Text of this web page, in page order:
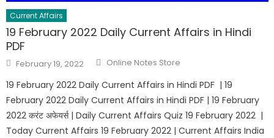
Current Affairs
19 February 2022 Daily Current Affairs in Hindi
PDF
February 19, 2022 Online Notes Store
19 February 2022 Daily Current Affairs in Hindi PDF | 19
February 2022 Daily Current Affairs in Hindi PDF | 19 February
2022 करंट अफेयर्स | Daily Current Affairs Quiz 19 February 2022 |
Today Current Affairs 19 February 2022 | Current Affairs India